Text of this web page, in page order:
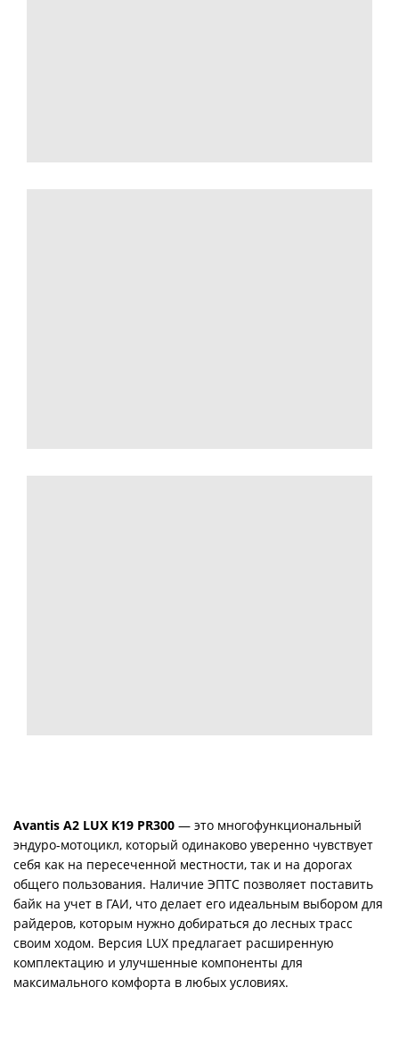
Avantis A2 LUX K19 PR300 — это многофункциональный
эндуро-мотоцикл, который одинаково уверенно чувствует
себя как на пересеченной местности, так и на дорогах
общего пользования. Наличие ЭПТС позволяет поставить
байк на учет в ГАИ, что делает его идеальным выбором для
райдеров, которым нужно добираться до лесных трасс
своим ходом. Версия LUX предлагает расширенную
комплектацию и улучшенные компоненты для
максимального комфорта в любых условиях.